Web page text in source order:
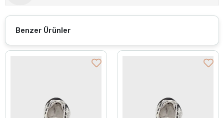
Benzer Ürünler